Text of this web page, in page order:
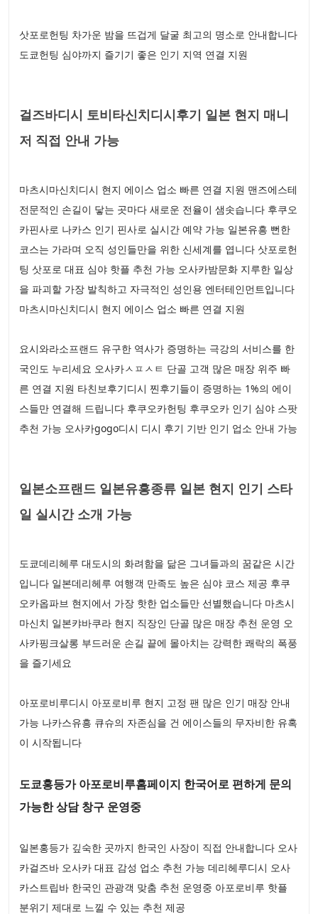
삿포로헌팅 차가운 밤을 뜨겁게 달굴 최고의 명소로 안내합니다
도쿄헌팅 심야까지 즐기기 좋은 인기 지역 연결 지원
걸즈바디시 토비타신치디시후기 일본 현지 매니
저 직접 안내 가능
마츠시마신치디시 현지 에이스 업소 빠른 연결 지원 맨즈에스테
전문적인 손길이 닿는 곳마다 새로운 전율이 샘솟습니다 후쿠오
카핀사로 나카스 인기 핀사로 실시간 예약 가능 일본유흥 뻔한
코스는 가라며 오직 성인들만을 위한 신세계를 엽니다 삿포로헌
팅 삿포로 대표 심야 핫플 추천 가능 오사카밤문화 지루한 일상
을 파괴할 가장 발칙하고 자극적인 성인용 엔터테인먼트입니다
마츠시마신치디시 현지 에이스 업소 빠른 연결 지원
요시와라소프랜드 유구한 역사가 증명하는 극강의 서비스를 한
국인도 누리세요 오사카ㅅㅍㅅㅌ 단골 고객 많은 매장 위주 빠
른 연결 지원 타친보후기디시 찐후기들이 증명하는 1%의 에이
스들만 연결해 드립니다 후쿠오카헌팅 후쿠오카 인기 심야 스팟
추천 가능 오사카gogo디시 디시 후기 기반 인기 업소 안내 가능
일본소프랜드 일본유흥종류 일본 현지 인기 스타
일 실시간 소개 가능
도쿄데리헤루 대도시의 화려함을 닮은 그녀들과의 꿈같은 시간
입니다 일본데리헤루 여행객 만족도 높은 심야 코스 제공 후쿠
오카옵파브 현지에서 가장 핫한 업소들만 선별했습니다 마츠시
마신치 일본캬바쿠라 현지 직장인 단골 많은 매장 추천 운영 오
사카핑크살롱 부드러운 손길 끝에 몰아치는 강력한 쾌락의 폭풍
을 즐기세요
아포로비루디시 아포로비루 현지 고정 팬 많은 인기 매장 안내
가능 나카스유흥 큐슈의 자존심을 건 에이스들의 무자비한 유혹
이 시작됩니다
도쿄홍등가 아포로비루홈페이지 한국어로 편하게 문의
가능한 상담 창구 운영중
일본홍등가 깊숙한 곳까지 한국인 사장이 직접 안내합니다 오사
카걸즈바 오사카 대표 감성 업소 추천 가능 데리헤루디시 오사
카스트립바 한국인 관광객 맞춤 추천 운영중 아포로비루 핫플
분위기 제대로 느낄 수 있는 추천 제공